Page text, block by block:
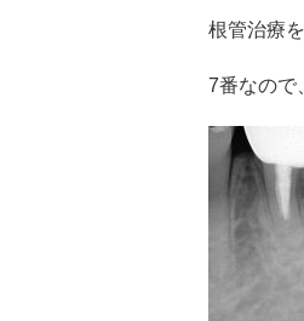
根管治療
7番なので